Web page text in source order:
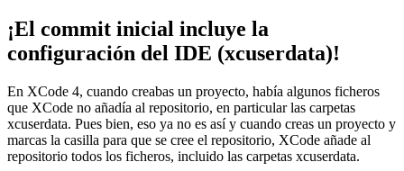
¡El commit inicial incluye la
configuración del IDE (xcuserdata)!
En XCode 4, cuando creabas un proyecto, había algunos ficheros
que XCode no añadía al repositorio, en particular las carpetas
xcuserdata. Pues bien, eso ya no es así y cuando creas un proyecto y
marcas la casilla para que se cree el repositorio, XCode añade al
repositorio todos los ficheros, incluido las carpetas xcuserdata.